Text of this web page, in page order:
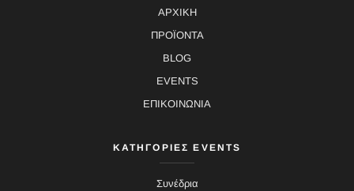
ΑΡΧΙΚΗ
ΠΡΟΪΟΝΤΑ
BLOG
EVENTS
ΕΠΙΚΟΙΝΩΝΙΑ
ΚΑΤΗΓΟΡΙΕΣ EVENTS
Συνέδρια